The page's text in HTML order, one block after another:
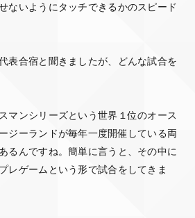
ないようにタッチできるかのスピード
表合宿と聞きましたが、どんな試合を
マンシリーズという世界１位のオース
ジーランドが毎年一度開催している両
るんですね。簡単に言うと、その中に
レゲームという形で試合をしてきま